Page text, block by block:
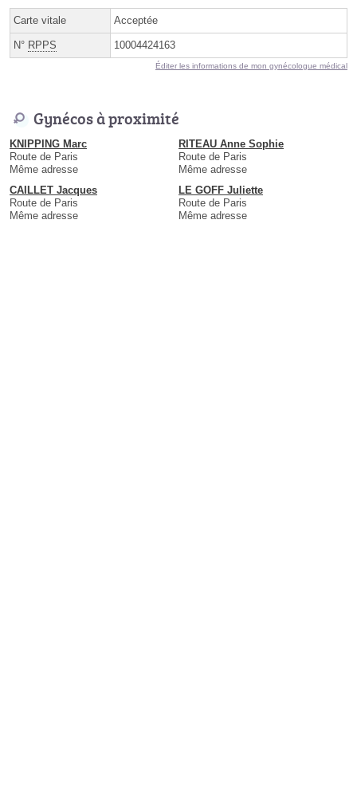
Carte vitale Acceptée
N° RPPS 10004424163
Éditer les informations de mon gynécologue médical
Gynécos à proximité
KNIPPING Marc
Route de Paris
Même adresse
RITEAU Anne Sophie
Route de Paris
Même adresse
CAILLET Jacques
Route de Paris
Même adresse
LE GOFF Juliette
Route de Paris
Même adresse